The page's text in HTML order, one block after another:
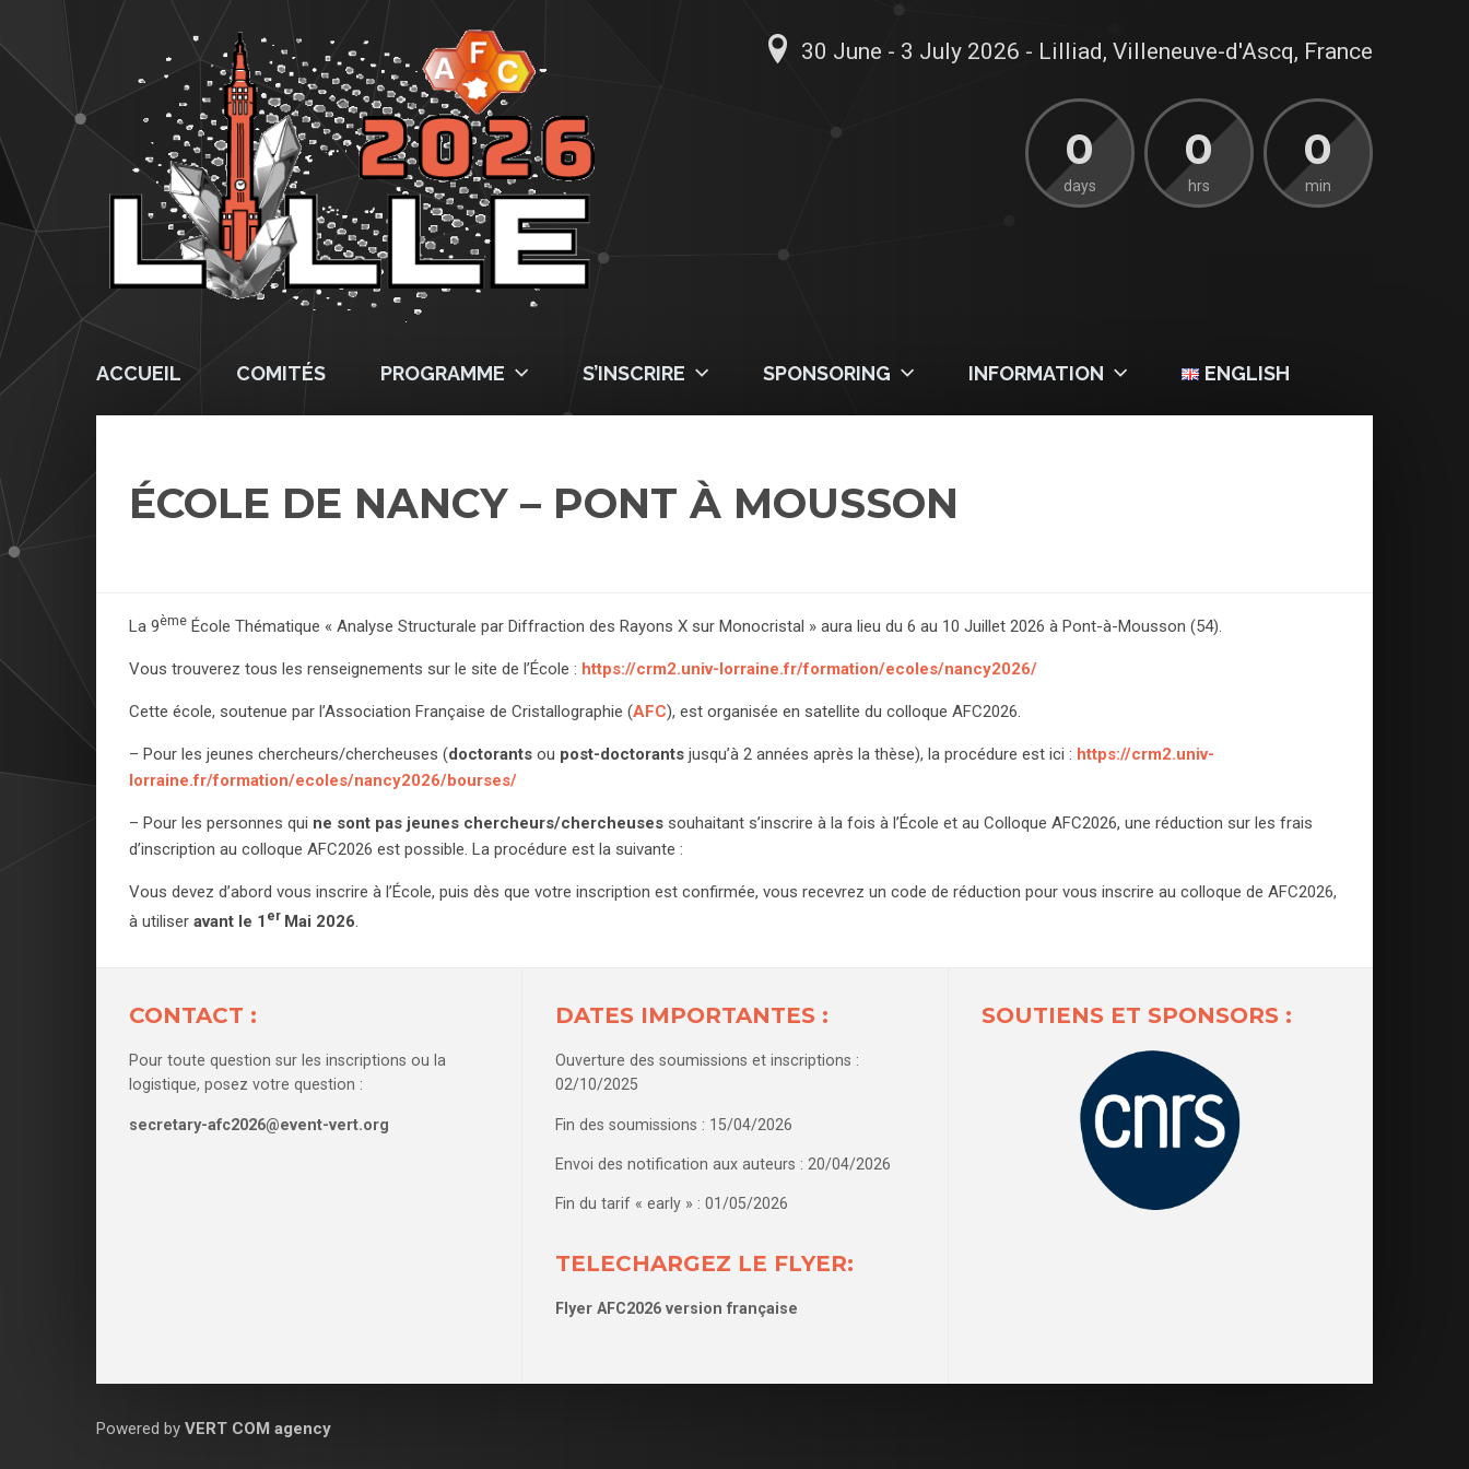
30 June - 3 July 2026 - Lilliad, Villeneuve-d'Ascq, France
0
days
0
hrs
0
min
ACCUEIL COMITÉS PROGRAMME S’INSCRIRE SPONSORING INFORMATION ENGLISH
ÉCOLE DE NANCY – PONT À MOUSSON
La 9ème École Thématique « Analyse Structurale par Diffraction des Rayons X sur Monocristal » aura lieu du 6 au 10 Juillet 2026 à Pont-à-Mousson (54).
Vous trouverez tous les renseignements sur le site de l’École : https://crm2.univ-lorraine.fr/formation/ecoles/nancy2026/
Cette école, soutenue par l’Association Française de Cristallographie (AFC), est organisée en satellite du colloque AFC2026.
– Pour les jeunes chercheurs/chercheuses (doctorants ou post-doctorants jusqu’à 2 années après la thèse), la procédure est ici : https://crm2.univ-
lorraine.fr/formation/ecoles/nancy2026/bourses/
– Pour les personnes qui ne sont pas jeunes chercheurs/chercheuses souhaitant s’inscrire à la fois à l’École et au Colloque AFC2026, une réduction sur les frais
d’inscription au colloque AFC2026 est possible. La procédure est la suivante :
Vous devez d’abord vous inscrire à l’École, puis dès que votre inscription est confirmée, vous recevrez un code de réduction pour vous inscrire au colloque de AFC2026,
à utiliser avant le 1 er Mai 2026
CONTACT :
Pour toute question sur les inscriptions ou la
logistique, posez votre question :
secretary-afc2026@event-vert.org
DATES IMPORTANTES :
Ouverture des soumissions et inscriptions :
02/10/2025
Fin des soumissions : 15/04/2026
Envoi des notification aux auteurs : 20/04/2026
Fin du tarif « early » : 01/05/2026
TELECHARGEZ LE FLYER:
Flyer AFC2026 version française
SOUTIENS ET SPONSORS :
Powered by VERT COM agency